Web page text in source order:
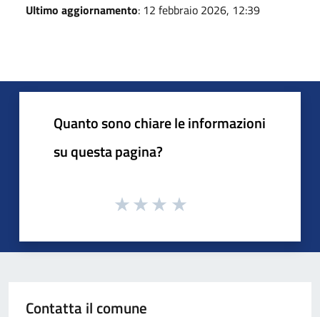
Ultimo aggiornamento: 12 febbraio 2026, 12:39
Quanto sono chiare le informazioni
su questa pagina?
Contatta il comune